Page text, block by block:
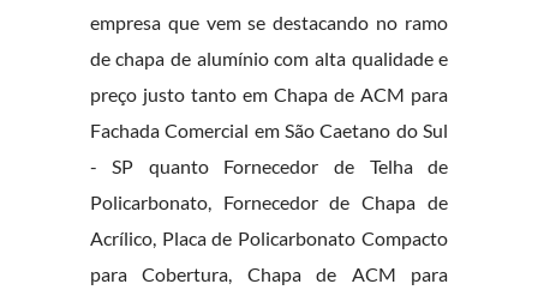
empresa que vem se destacando no ramo
de chapa de alumínio com alta qualidade e
preço justo tanto em Chapa de ACM para
Fachada Comercial em São Caetano do Sul
- SP quanto Fornecedor de Telha de
Policarbonato, Fornecedor de Chapa de
Acrílico, Placa de Policarbonato Compacto
para Cobertura, Chapa de ACM para